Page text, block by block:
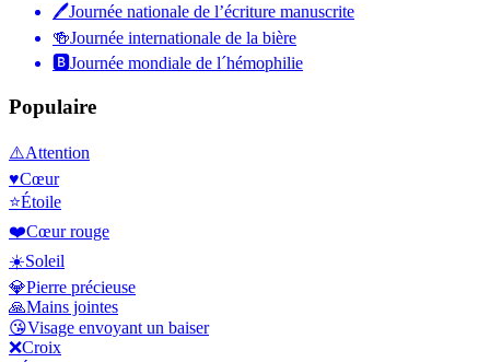
🖊Journée nationale de l’écriture manuscrite
🍻Journée internationale de la bière
🅱️Journée mondiale de l´hémophilie
Populaire
⚠️Attention
♥️Cœur
⭐Étoile
❤️Cœur rouge
☀️Soleil
💎Pierre précieuse
🙏Mains jointes
😘Visage envoyant un baiser
❌Croix